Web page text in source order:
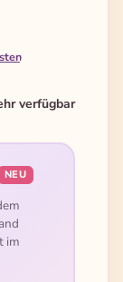
verfügbar
NEU
im